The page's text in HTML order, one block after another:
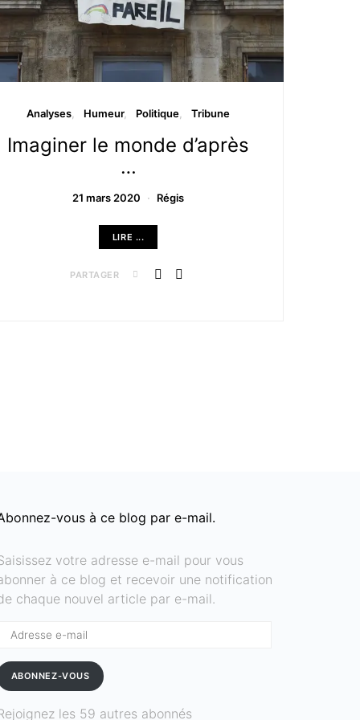
Analyses Humeur Politique Tribune
Imaginer le monde d’après
…
21 mars 2020 Régis
LIRE ...
PARTAGER
vous à ce blog par e-mail.
votre adresse e-mail pour vous
à ce blog et recevoir une notification
chaque nouvel article par e-mail.
ABONNEZ-VOUS
les 59 autres abonnés